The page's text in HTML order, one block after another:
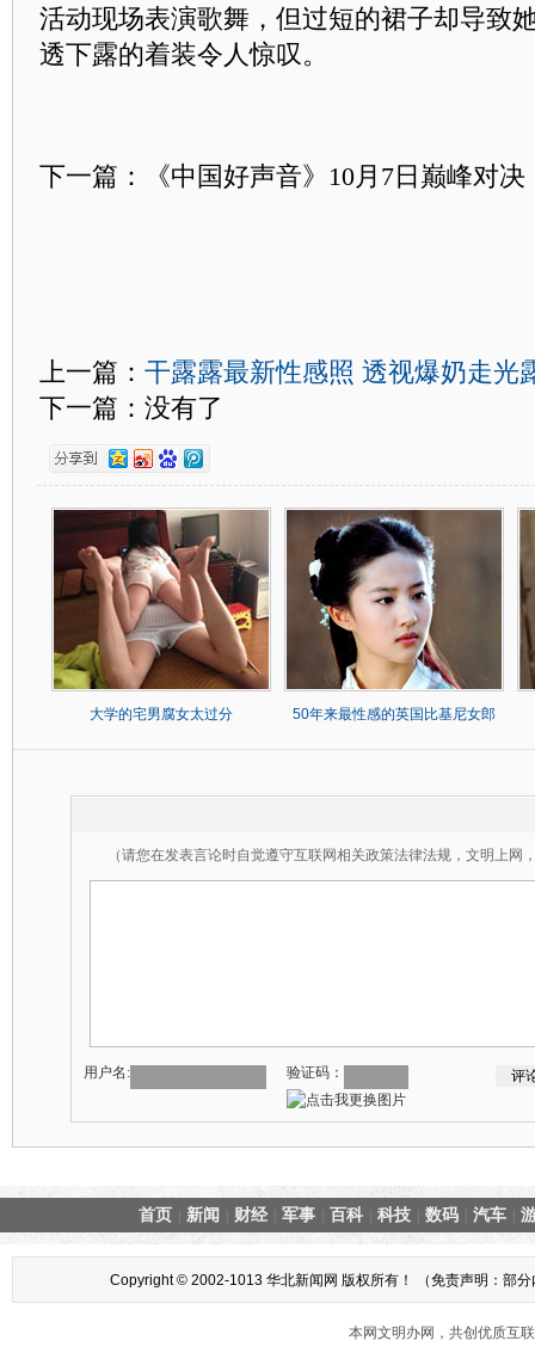
活动现场表演歌舞，但过短的裙子却导致
透下露的着装令人惊叹。
下一篇：《中国好声音》10月7日巅峰对决
上一篇： 干露露最新性感照 透视爆奶走光
下一篇：没有了
大学的宅男腐女太过分 50年来最性感的英国比基尼女郎
（请您在发表言论时自觉遵守互联网相关政策法律法规，文明上网
用户名: 验证码：
首页 新闻 财经 军事 百科 科技 数码 汽车
Copyright © 2002-1013 华北新闻网 版权所有！ （免责声明：部
本网文明办网，共创优质互